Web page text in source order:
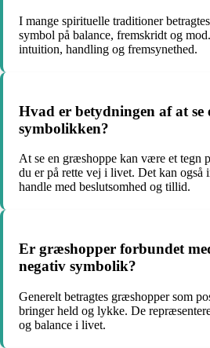
I mange spirituelle traditioner
symbol på balance, fremskridt og
intuition, handling og fremsynethed.
Hvad er betydningen af at se
symbolikken?
At se en græshoppe kan være et tegn
du er på rette vej i livet. Det kan også
handle med beslutsomhed og tillid.
Er græshopper forbundet
negativ symbolik?
Generelt betragtes græshopper som
bringer held og lykke. De
og balance i livet.